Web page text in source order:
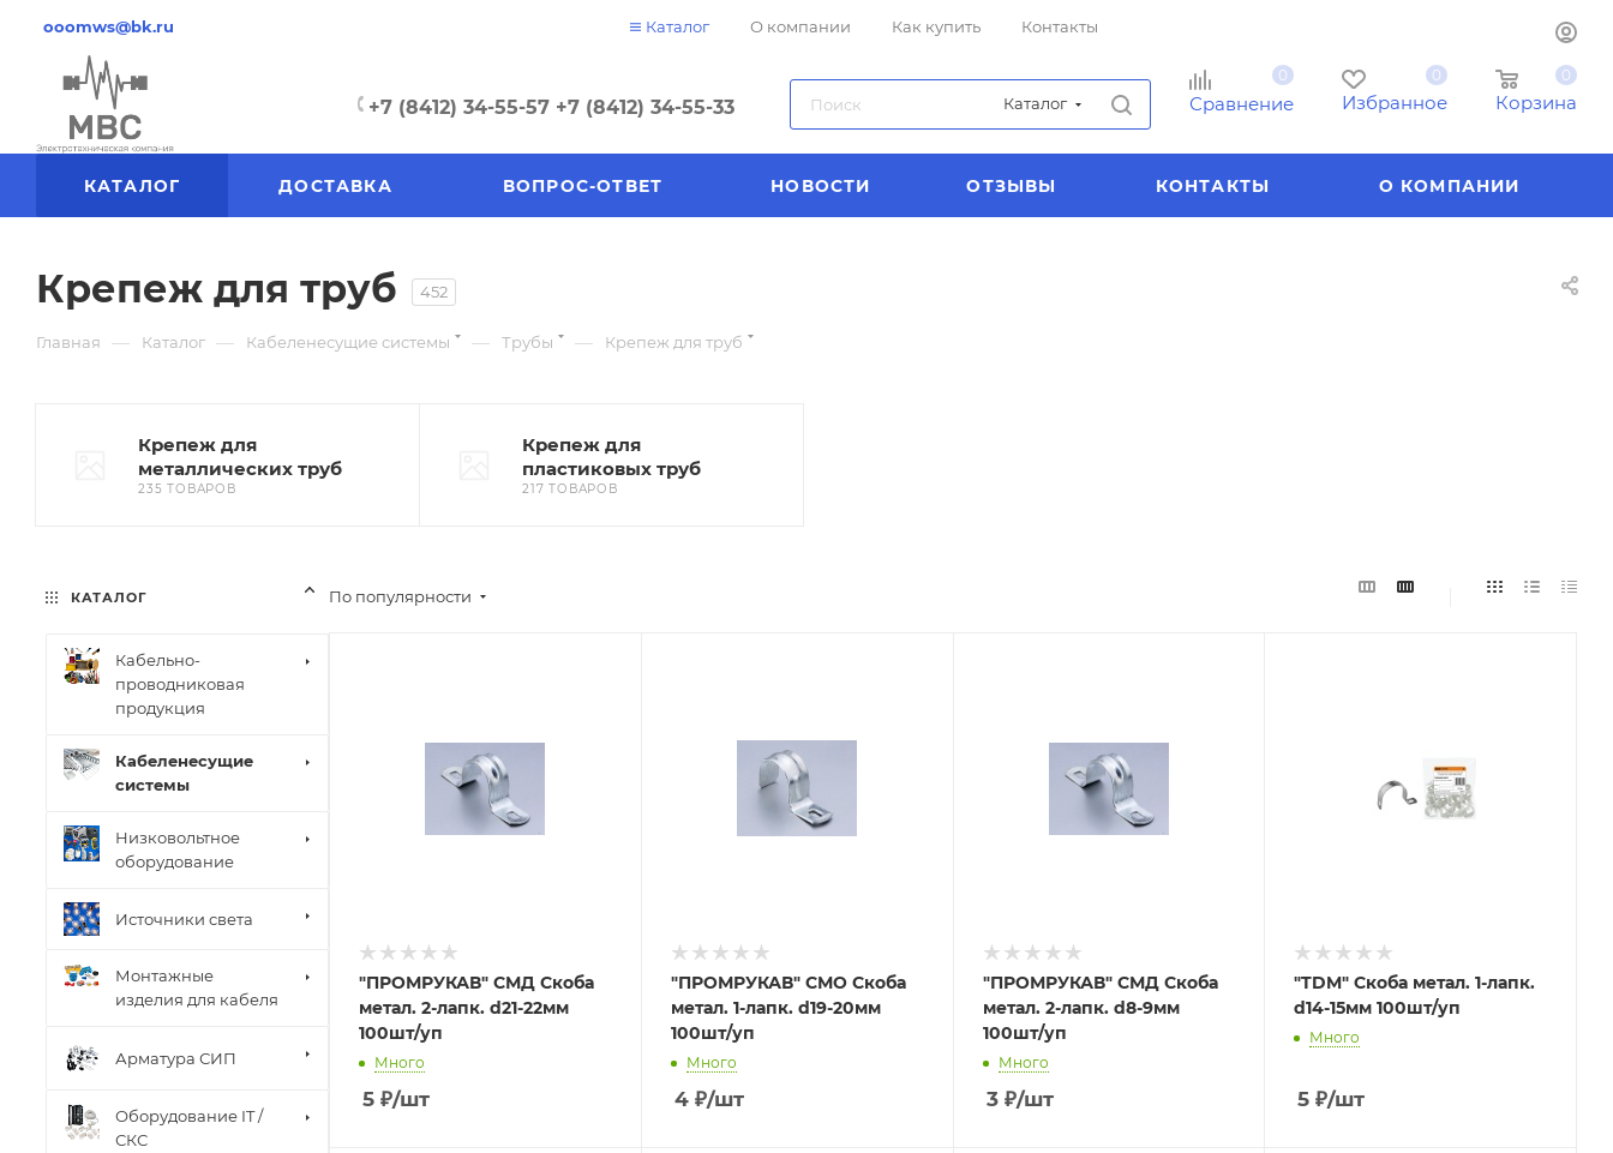
ooomws@bk.ru Каталог О компании Как купить Контакты
+7 (8412) 34-55-57 +7 (8412) 34-55-33 Каталог
0
Сравнение
0
Избранное
0
Корзина
КАТАЛОГ ДОСТАВКА ВОПРОС-ОТВЕТ НОВОСТИ ОТЗЫВЫ КОНТАКТЫ О КОМПАНИИ
Крепеж для труб 452
Главная — Каталог — Кабеленесущие системы — Трубы — Крепеж для труб
Крепеж для
металлических труб
235 ТОВАРОВ
Крепеж для
пластиковых труб
217 ТОВАРОВ
По популярности
"ПРОМРУКАВ" СМД Скоба
метал. 2-лапк. d21-22мм
100шт/уп
Много
5 ₽/шт
"ПРОМРУКАВ" СМО Скоба
метал. 1-лапк. d19-20мм
100шт/уп
Много
4₽/шт
"ПРОМРУКАВ" СМД Скоба
метал. 2-лапк. d8-9мм
100шт/уп
Много
3₽/шт
"TDM" Скоба метал. 1-лапк.
d14-15мм 100шт/уп
Много
5 ₽/шт
КАТАЛОГ
Кабельно-
проводниковая
продукция
Кабеленесущие
системы
Низковольтное
оборудование
Источники света
Монтажные
изделия для кабеля
Арматура СИП
Оборудование IT /
СКС